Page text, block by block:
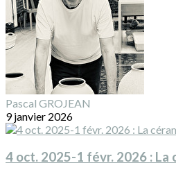
Pascal GROJEAN
9 janvier 2026
4 oct. 2025-1 févr. 2026 :